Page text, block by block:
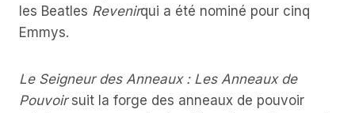
les Beatles Revenirqui a été nominé pour cinq
Emmys.
Le Seigneur des Anneaux : Les Anneaux de
Pouvoirsuit la forge des anneaux de pouvoir